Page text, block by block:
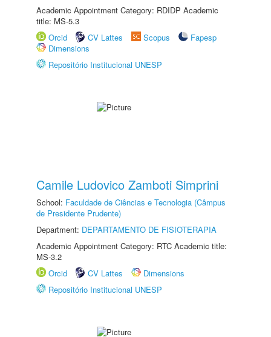
Academic Appointment Category: RDIDP Academic
title: MS-5.3
Orcid
CV Lattes Scopus
Fapesp
Dimensions
Repositório Institucional UNESP
Camile Ludovico Zamboti Simprini
School: Faculdade de Ciências e Tecnologia (Câmpus
de Presidente Prudente)
Department: DEPARTAMENTO DE FISIOTERAPIA
Academic Appointment Category: RTC Academic title:
MS-3.2
Orcid
CV Lattes
Dimensions
Repositório Institucional UNESP